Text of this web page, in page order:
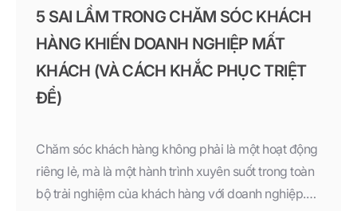
5 SAI LẦM TRONG CHĂM SÓC KHÁCH
HÀNG KHIẾN DOANH NGHIỆP MẤT
KHÁCH (VÀ CÁCH KHẮC PHỤC TRIỆT
ĐỂ)
Chăm sóc khách hàng không phải là một hoạt động
riêng lẻ, mà là một hành trình xuyên suốt trong toàn
bộ trải nghiệm của khách hàng với doanh nghiệp.